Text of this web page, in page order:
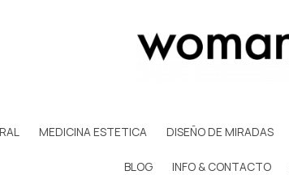
MEDICINA ESTETICA DISEÑO DE MIRADAS
BLOG INFO & CONTACTO